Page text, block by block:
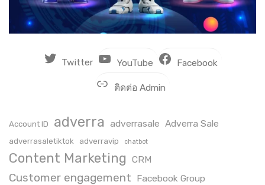
Twitter YouTube Facebook
ติดต่อ Admin
Account ID adverra adverrasale Adverra Sale
adverrasaletiktok adverravip chatbot
Content Marketing CRM
Customer engagement Facebook Group